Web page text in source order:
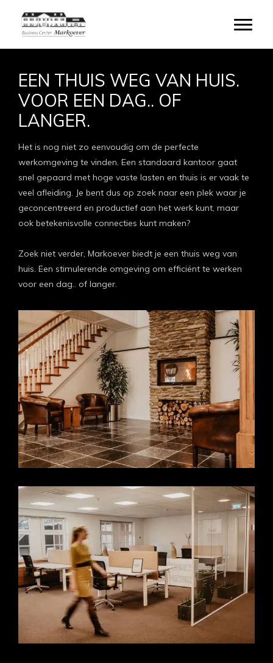
naar
de
EEN THUIS WEG VAN HUIS.
VOOR EEN DAG.. OF
LANGER.
Het is nog niet zo eenvoudig om de perfecte
werkomgeving te vinden. Een standaard kantoor gaat
snel gepaard met hoge vaste lasten en thuis is er vaak te
veel afleiding. Je bent dus op zoek naar een plek waar je
geconcentreerd en productief aan het werk kunt, maar
ook betekenisvolle connecties kunt maken?
Zoek niet verder, Markoever biedt je een thuis weg van
huis. Een stimulerende omgeving om efficiënt te werken
voor een dag.. of langer.